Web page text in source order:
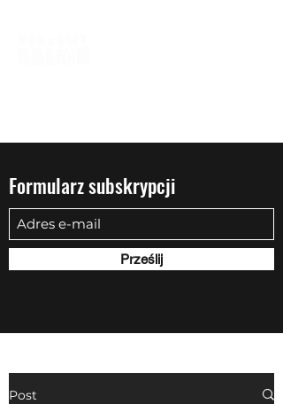
Formularz subskrypcji
Prześlij
Post